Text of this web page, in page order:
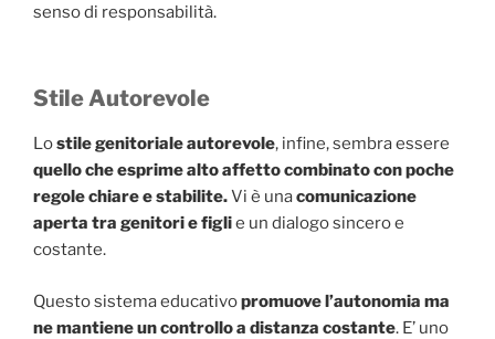
senso di responsabilità.
Stile Autorevole
Lostile genitoriale autorevole, infine, sembra essere
quello che esprime alto affetto combinato con poche
regole chiare e stabilite.Vi è unacomunicazione
aperta tra genitori e figlie un dialogo sincero e
costante.
Questo sistema educativopromuove l’autonomia ma
ne mantiene un controllo a distanza costante. E’ uno